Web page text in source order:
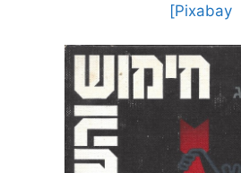
Pixabay]